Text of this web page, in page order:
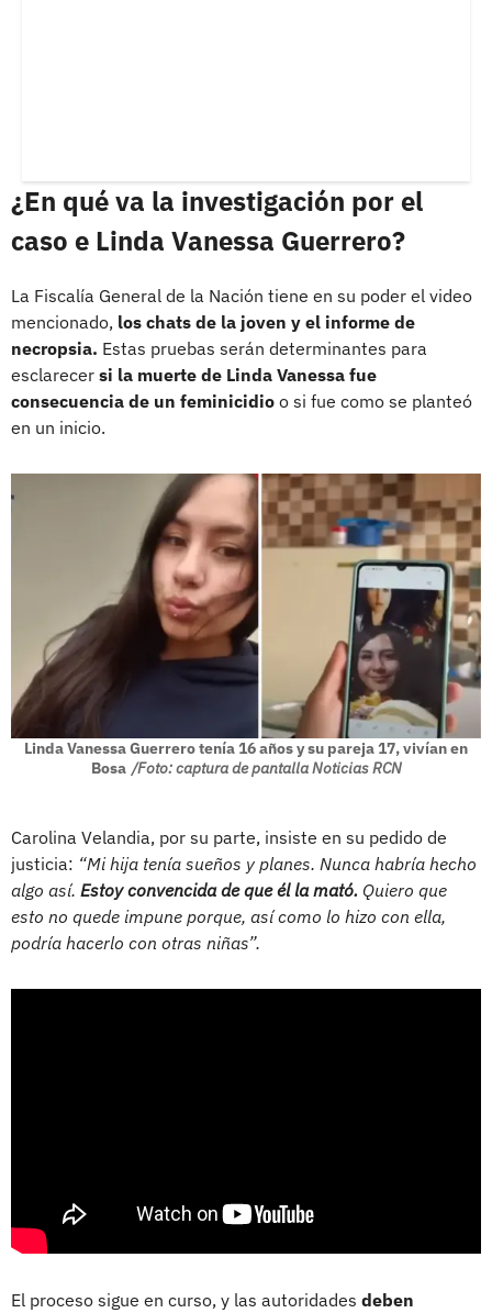
¿En qué va la investigación por el
caso e Linda Vanessa Guerrero?
La Fiscalía General de la Nación tiene en su poder el video
mencionado, los chats de la joven y el informe de
necropsia. Estas pruebas serán determinantes para
esclarecer si la muerte de Linda Vanessa fue
consecuencia de un feminicidio o si fue como se planteó
en un inicio.
Linda Vanessa Guerrero tenía 16 años y su pareja 17, vivían en
Bosa /Foto: captura de pantalla Noticias RCN
Carolina Velandia, por su parte, insiste en su pedido de
justicia: “Mi hija tenía sueños y planes. Nunca habría hecho
algo así. Estoy convencida de que él la mató. Quiero que
esto no quede impune porque, así como lo hizo con ella,
podría hacerlo con otras niñas”.
El proceso sigue en curso, y las autoridades deben